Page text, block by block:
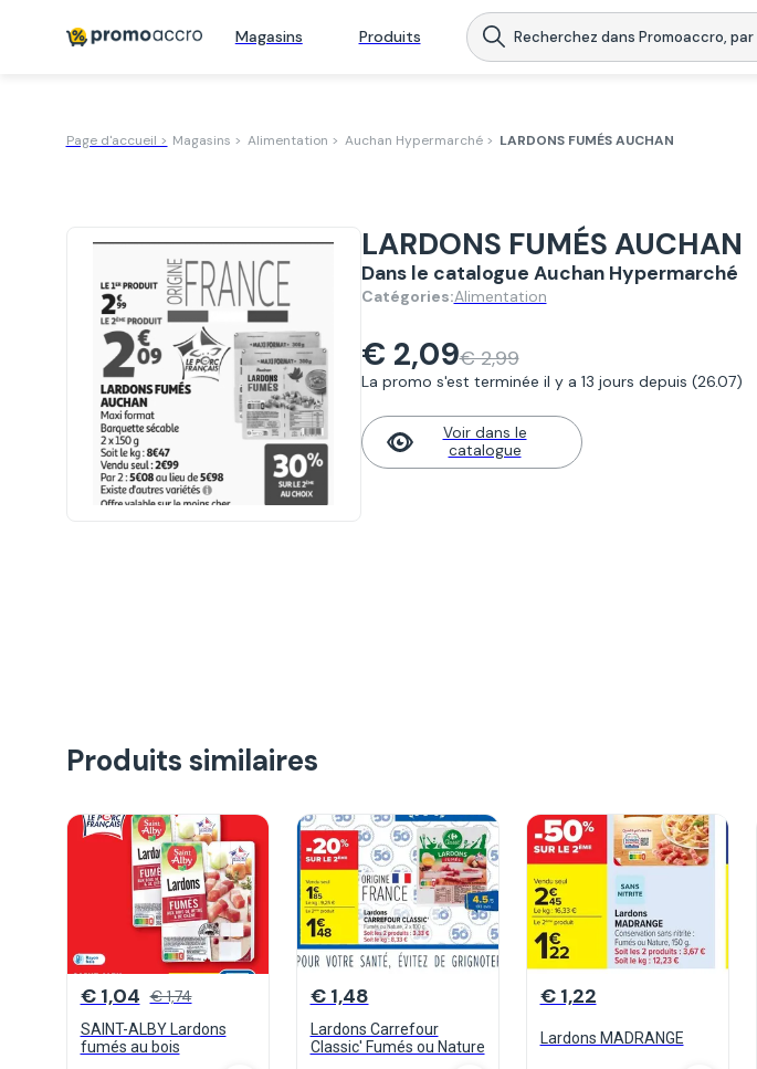
Magasins Produits
Page d'accueil > Magasins > Alimentation > Auchan Hypermarché > LARDONS FUMÉS AUCHAN
LARDONS FUMÉS AUCHAN
Dans le catalogue Auchan Hypermarché
Catégories:Alimentation
€ 2,09€ 2,99
La promo s'est terminée il y a 13 jours depuis (26.07)
Voir dans le
catalogue
Produits similaires
€ 1,04 € 1,74
SAINT-ALBY Lardons
fumés au bois
€ 1,48
Lardons Carrefour
Classic' Fumés ou Nature
€ 1,22
Lardons MADRANGE